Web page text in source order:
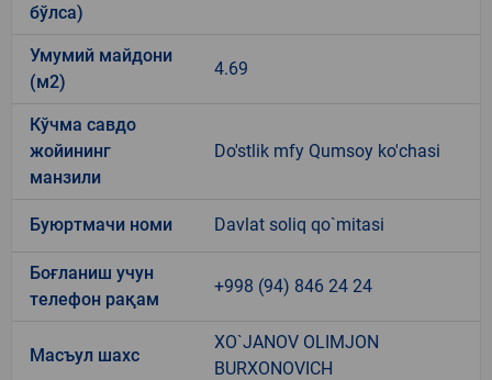
бўлса)
Умумий майдони
(м2)
4.69
Кўчма савдо
жойининг
манзили
Do'stlik mfy Qumsoy ko'chasi
Буюртмачи номи Davlat soliq qo`mitasi
Боғланиш учун
телефон рақам
+998 (94) 846 24 24
Масъул шахс
XO`JANOV OLIMJON
BURXONOVICH